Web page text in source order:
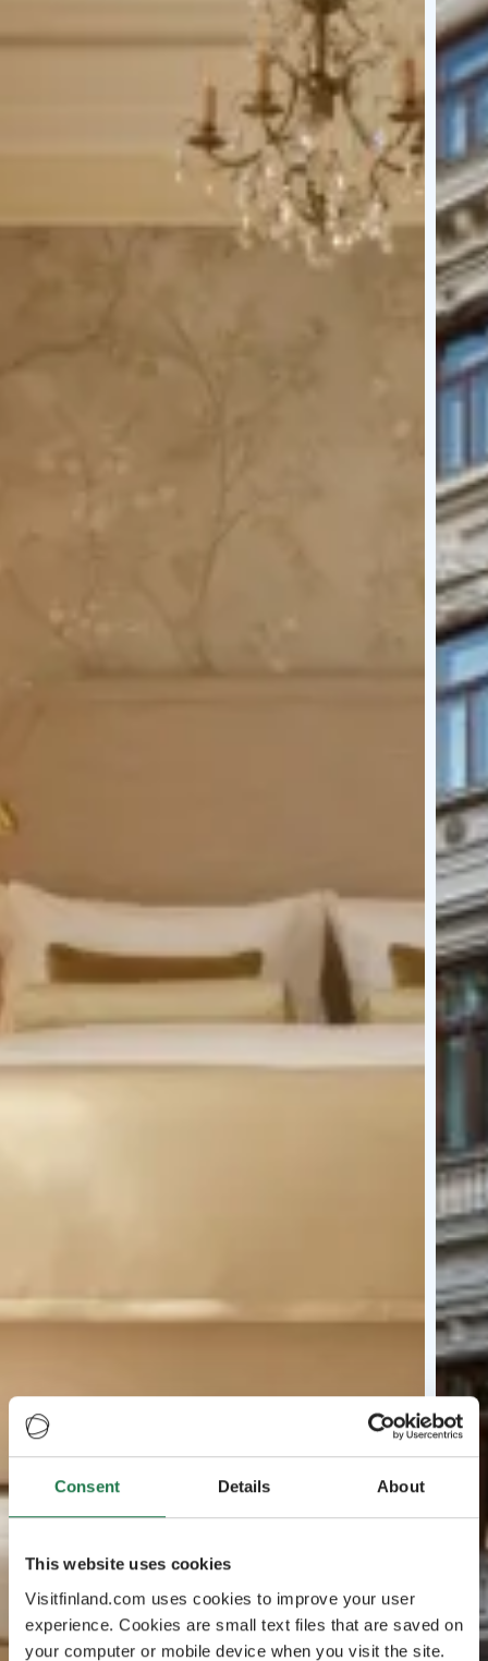
Consent Details About
This website uses cookies
Visitfinland.com uses cookies to improve your user
experience. Cookies are small text files that are saved on
your computer or mobile device when you visit the site.